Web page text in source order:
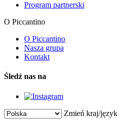
Program partnerski
O Piccantino
O Piccantino
Nasza grupa
Kontakt
Śledź nas na
Zmień kraj/język